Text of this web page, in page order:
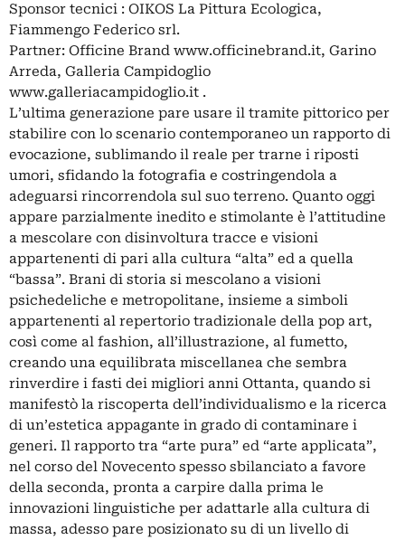
Sponsor tecnici : OIKOS La Pittura Ecologica,
Fiammengo Federico srl.
Partner: Officine Brand www.officinebrand.it, Garino
Arreda, Galleria Campidoglio
www.galleriacampidoglio.it .
L’ultima generazione pare usare il tramite pittorico per
stabilire con lo scenario contemporaneo un rapporto di
evocazione, sublimando il reale per trarne i riposti
umori, sfidando la fotografia e costringendola a
adeguarsi rincorrendola sul suo terreno. Quanto oggi
appare parzialmente inedito e stimolante è l’attitudine
a mescolare con disinvoltura tracce e visioni
appartenenti di pari alla cultura “alta” ed a quella
“bassa”. Brani di storia si mescolano a visioni
psichedeliche e metropolitane, insieme a simboli
appartenenti al repertorio tradizionale della pop art,
così come al fashion, all’illustrazione, al fumetto,
creando una equilibrata miscellanea che sembra
rinverdire i fasti dei migliori anni Ottanta, quando si
manifestò la riscoperta dell’individualismo e la ricerca
di un’estetica appagante in grado di contaminare i
generi. Il rapporto tra “arte pura” ed “arte applicata”,
nel corso del Novecento spesso sbilanciato a favore
della seconda, pronta a carpire dalla prima le
innovazioni linguistiche per adattarle alla cultura di
massa, adesso pare posizionato su di un livello di